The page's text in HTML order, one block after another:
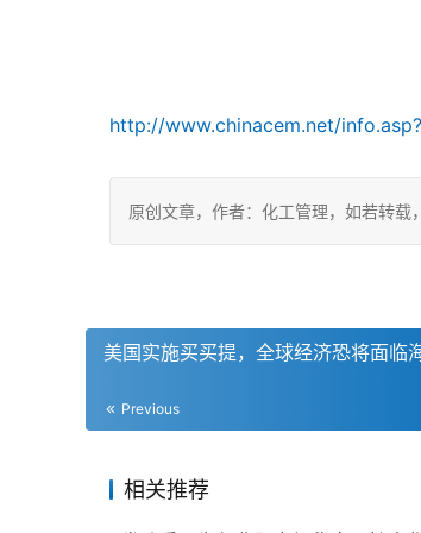
http://www.chinacem.net/
原创文章，作者：化工管理，如若转
美国实施买买提，全球经济恐将面临海
Previous
相关推荐